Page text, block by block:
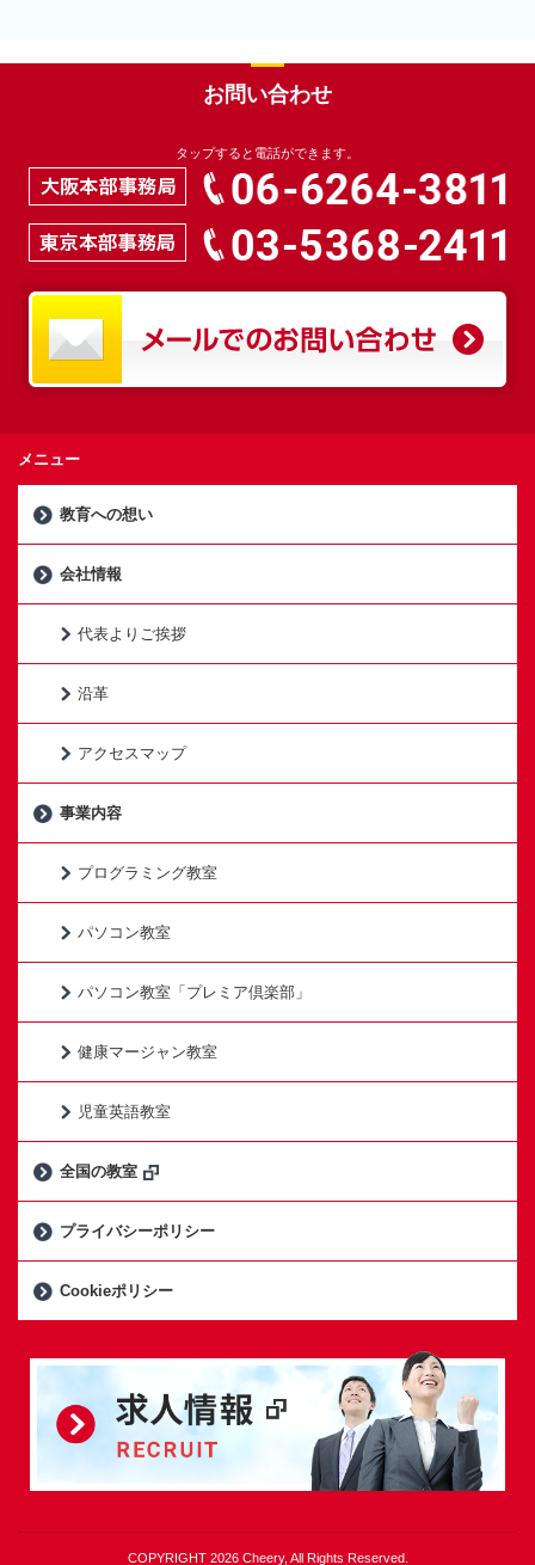
お問い合わせ
タップすると電話ができます。
メニュー
教育への想い
会社情報
代表よりご挨拶
沿革
アクセスマップ
事業内容
プログラミング教室
パソコン教室
パソコン教室「プレミア倶楽部」
健康マージャン教室
児童英語教室
全国の教室
プライバシーポリシー
Cookieポリシー
COPYRIGHT 2026 Cheery, All Rights Reserved.